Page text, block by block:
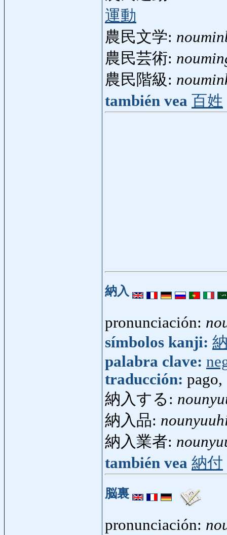
運動
農民文学:
農民芸術:
農民階級:
también vea 百姓
納入
pronunciación:
símbolos kanji:
palabra clave:
traducción:
納入する:
納入品:
納入業者:
también vea 納付
脳裏
pronunciación: